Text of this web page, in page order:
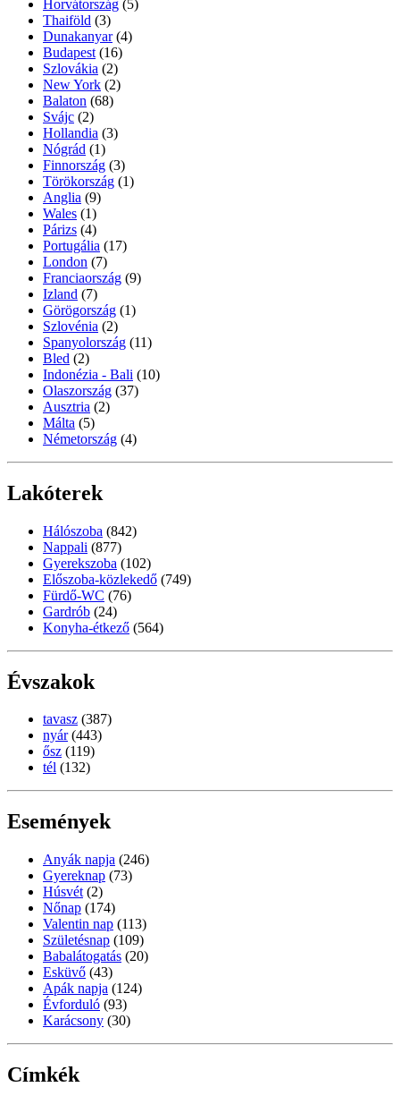
Horvátország (5)
Thaiföld (3)
Dunakanyar (4)
Budapest (16)
Szlovákia (2)
New York (2)
Balaton (68)
Svájc (2)
Hollandia (3)
Nógrád (1)
Finnország (3)
Törökország (1)
Anglia (9)
Wales (1)
Párizs (4)
Portugália (17)
London (7)
Franciaország (9)
Izland (7)
Görögország (1)
Szlovénia (2)
Spanyolország (11)
Bled (2)
Indonézia - Bali (10)
Olaszország (37)
Ausztria (2)
Málta (5)
Németország (4)
Lakóterek
Hálószoba (842)
Nappali (877)
Gyerekszoba (102)
Előszoba-közlekedő (749)
Fürdő-WC (76)
Gardrób (24)
Konyha-étkező (564)
Évszakok
tavasz (387)
nyár (443)
ősz (119)
tél (132)
Események
Anyák napja (246)
Gyereknap (73)
Húsvét (2)
Nőnap (174)
Valentin nap (113)
Születésnap (109)
Babalátogatás (20)
Esküvő (43)
Apák napja (124)
Évforduló (93)
Karácsony (30)
Címkék